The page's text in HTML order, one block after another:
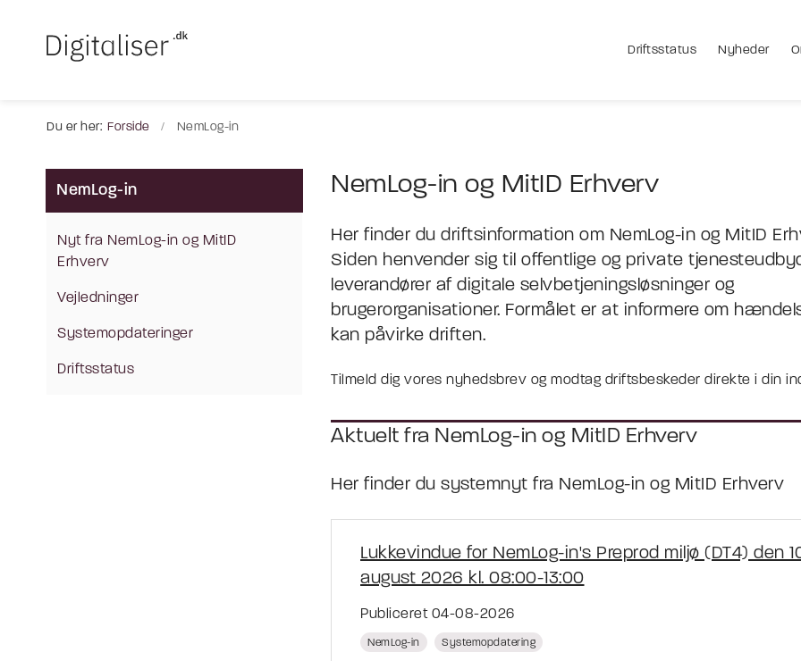
Driftsstatus Nyheder
Du er her: Forside NemLog-in
NemLog-in
Nyt fra NemLog-in og MitID
Erhverv
Vejledninger
Systemopdateringer
Driftsstatus
NemLog-in og MitID Erhverv
Her finder du driftsinformation om NemLog-in og MitID
Siden henvender sig til offentlige og private
leverandører af digitale selvbetjeningsløsninger og
brugerorganisationer. Formålet er at informere om
kan påvirke driften.
Tilmeld dig vores nyhedsbrev og modtag driftsbeskeder direkte i din
Aktuelt fra NemLog-in og MitID Erhverv
Her finder du systemnyt fra NemLog-in og MitID Erhverv
Lukkevindue for NemLog-in's Preprod miljø (DT4) den
august 2026 kl. 08:00-13:00
Publiceret 04-08-2026
NemLog-in Systemopdatering